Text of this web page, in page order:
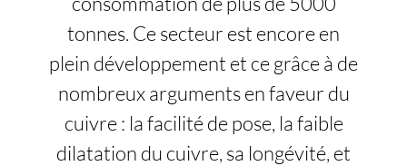
tonnes. Ce secteur est encore en
plein développement et ce grâce à de
nombreux arguments en faveur du
cuivre : la facilité de pose, la faible
dilatation du cuivre, sa longévité, et